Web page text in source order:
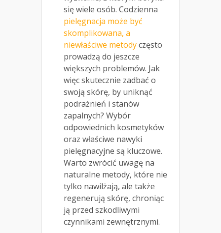
się wiele osób. Codzienna
pielęgnacja może być
skomplikowana, a
niewłaściwe metodyczęsto
prowadzą do jeszcze
większych problemów. Jak
więc skutecznie zadbać o
swoją skórę, by uniknąć
podrażnień i stanów
zapalnych? Wybór
odpowiednich kosmetyków
oraz właściwe nawyki
pielęgnacyjne są kluczowe.
Warto zwrócić uwagę na
naturalne metody, które nie
tylko nawilżają, ale także
regenerują skórę, chroniąc
ją przed szkodliwymi
czynnikami zewnętrznymi.